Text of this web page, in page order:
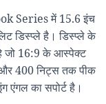
Series में 15.6 इंच
डिस्प्ले है। डिस्प्ले के
जो 16:9 के आस्पेक्ट
400 निट्स तक पीक
एंगल का सपोर्ट है।